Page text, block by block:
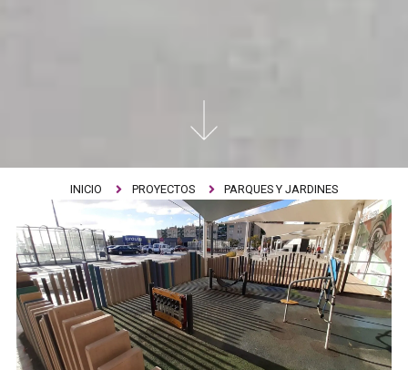
INICIO PROYECTOS PARQUES Y JARDINES